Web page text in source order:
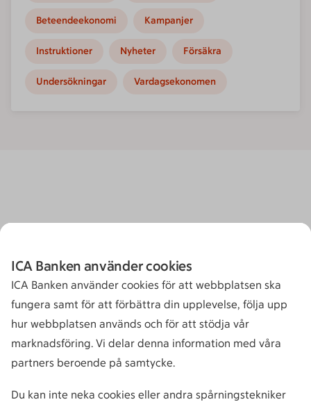
Beteendeekonomi Kampanjer
Instruktioner Nyheter Försäkra
Undersökningar Vardagsekonomen
ICA Banken använder cookies
ICA Banken använder cookies för att webbplatsen ska
fungera samt för att förbättra din upplevelse, följa upp
hur webbplatsen används och för att stödja vår
marknadsföring. Vi delar denna information med våra
partners beroende på samtycke.
Du kan inte neka cookies eller andra spårningstekniker